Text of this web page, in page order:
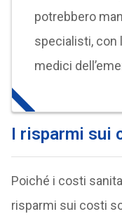
potrebbero
specialisti, con
medici
I risparmi sui
Poiché i costi
risparmi sui costi